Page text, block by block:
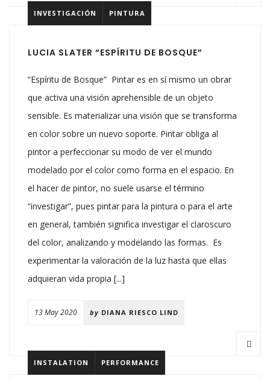
INVESTIGACIÓN PINTURA
LUCIA SLATER “ESPÍRITU DE BOSQUE”
“Espíritu de Bosque” Pintar es en sí mismo un obrar
que activa una visión aprehensible de un objeto
sensible. Es materializar una visión que se transforma
en color sobre un nuevo soporte. Pintar obliga al
pintor a perfeccionar su modo de ver el mundo
modelado por el color como forma en el espacio. En
el hacer de pintor, no suele usarse el término
“investigar”, pues pintar para la pintura o para el arte
en general, también significa investigar el claroscuro
del color, analizando y modelando las formas. Es
experimentar la valoración de la luz hasta que ellas
adquieran vida propia [...]
13 May 2020 by DIANA RIESCO LIND
INSTALATION PERFORMANCE